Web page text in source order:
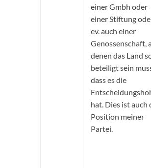
einer Gmbh oder
einer Stiftung
ev. auch einer
Genossenschaft,
denen das Land
beteiligt sein
dass es die
hat. Dies ist auch
Position meiner
Partei.